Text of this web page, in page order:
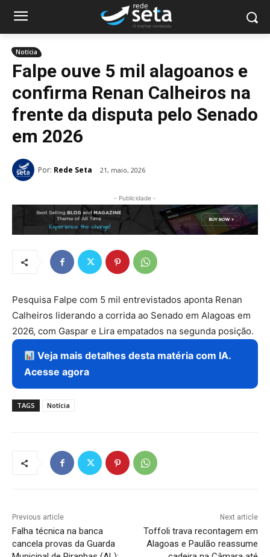
Notícia
Falpe ouve 5 mil alagoanos e
confirma Renan Calheiros na
frente da disputa pelo Senado
em 2026
Por: Rede Seta 21, maio, 2026
- Publicidade -
Pesquisa Falpe com 5 mil entrevistados aponta Renan
Calheiros liderando a corrida ao Senado em Alagoas em
2026, com Gaspar e Lira empatados na segunda posição.
Veja mais detalhes desta matéria com IA.
Acesse agora
TAGS Notícia
Previous article
Falha técnica na banca
cancela provas da Guarda
Next article
Toffoli trava recontagem em
Alagoas e Paulão reassume